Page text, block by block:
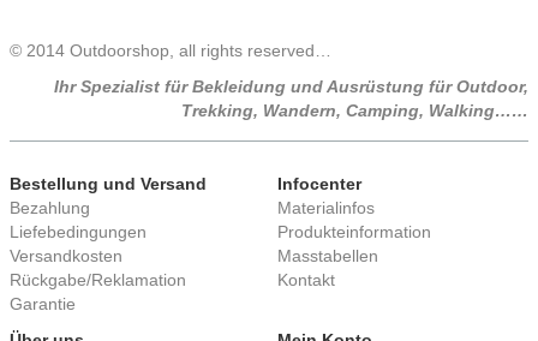
© 2014 Outdoorshop, all rights reserved…
Ihr Spezialist für Bekleidung und Ausrüstung für Outdoor,
Trekking, Wandern, Camping, Walking……
Bestellung und Versand
Bezahlung
Liefebedingungen
Versandkosten
Rückgabe/Reklamation
Garantie
Infocenter
Materialinfos
Produkteinformation
Masstabellen
Kontakt